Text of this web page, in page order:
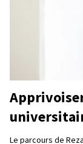
Le parcours de